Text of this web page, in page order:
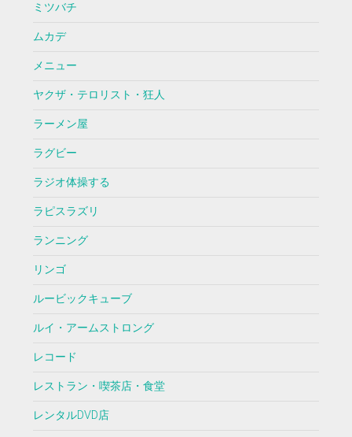
ミツバチ
ムカデ
メニュー
ヤクザ・テロリスト・狂人
ラーメン屋
ラグビー
ラジオ体操する
ラピスラズリ
ランニング
リンゴ
ルービックキューブ
ルイ・アームストロング
レコード
レストラン・喫茶店・食堂
レンタルDVD店